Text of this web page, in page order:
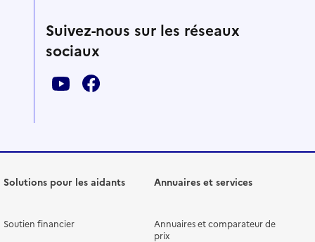
Suivez-nous sur les réseaux
sociaux
Solutions pour les aidants
Soutien financier
Annuaires et services
Annuaires et comparateur de
prix